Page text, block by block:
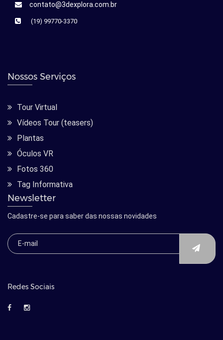
contato@3dexplora.com.br
(19) 99770-3370
Nossos Serviços
Tour Virtual
Vídeos Tour (teasers)
Plantas
Óculos VR
Fotos 360
Tag Informativa
Newsletter
Cadastre-se para saber das nossas novidades
Redes Sociais